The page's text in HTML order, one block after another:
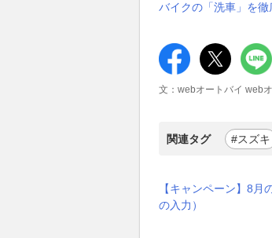
バイクの「洗車」を徹
文：webオートバイ web
関連タグ #スズキ
【キャンペーン】8
の入力）